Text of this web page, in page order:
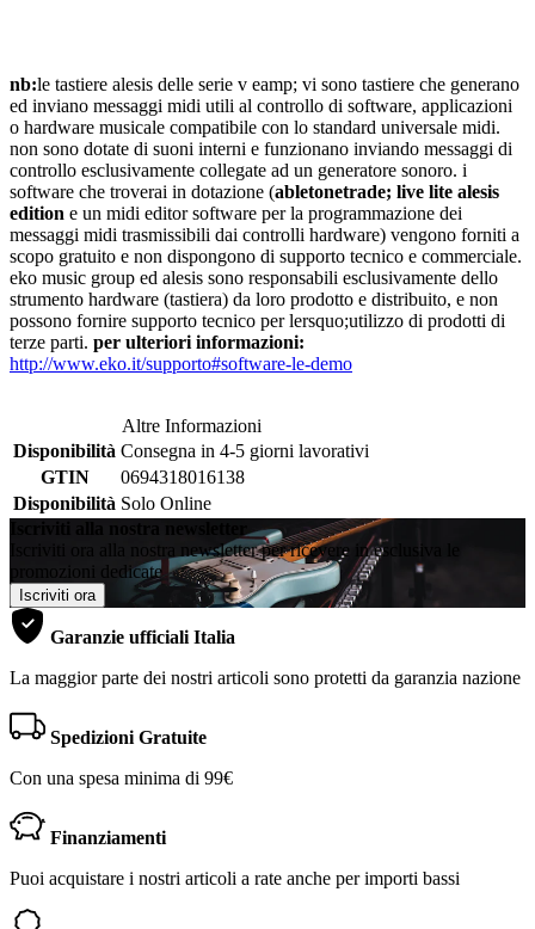
nb:le tastiere alesis delle serie v eamp; vi sono tastiere che generano
ed inviano messaggi midi utili al controllo di software, applicazioni
o hardware musicale compatibile con lo standard universale midi.
non sono dotate di suoni interni e funzionano inviando messaggi di
controllo esclusivamente collegate ad un generatore sonoro. i
software che troverai in dotazione (abletonetrade; live lite alesis
edition e un midi editor software per la programmazione dei
messaggi midi trasmissibili dai controlli hardware) vengono forniti a
scopo gratuito e non dispongono di supporto tecnico e commerciale.
eko music group ed alesis sono responsabili esclusivamente dello
strumento hardware (tastiera) da loro prodotto e distribuito, e non
possono fornire supporto tecnico per lersquo;utilizzo di prodotti di
terze parti. per ulteriori informazioni:
http://www.eko.it/supporto#software-le-demo
Altre Informazioni
Disponibilità Consegna in 4-5 giorni lavorativi
GTIN
0694318016138
Disponibilità Solo Online
Iscriviti alla nostra newsletter
Iscriviti ora alla nostra newsletter per ricevere in esclusiva le
promozioni dedicate
Iscriviti ora
Garanzie ufficiali Italia
La maggior parte dei nostri articoli sono protetti da garanzia nazione
Spedizioni Gratuite
Con una spesa minima di 99€
Finanziamenti
Puoi acquistare i nostri articoli a rate anche per importi bassi